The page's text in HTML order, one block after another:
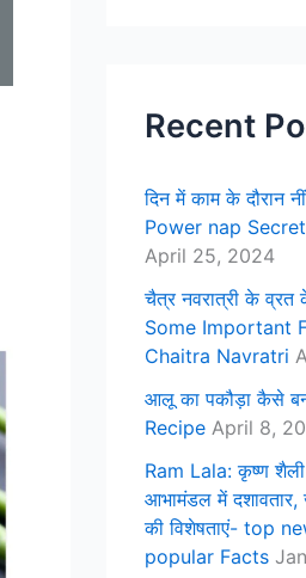
Recent
दिन में काम के दौरान
Power nap
April 25, 2024
चैत्र नवरात्री के
Some Important
Chaitra Navratri
आलू का पकौड़ा कैसे
Recipe April 8,
Ram Lala: कृष्ण शैली
आभामंडल में दशावतार,
की विशेषताएं- top
popular Facts